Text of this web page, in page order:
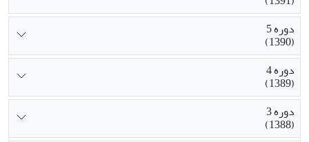
دوره 5
(1390)
دوره 4
(1389)
دوره 3
(1388)